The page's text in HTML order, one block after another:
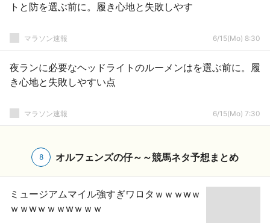
トと防を選ぶ前に。履き心地と失敗しやす
マラソン速報 6/15(Mo) 8:30
夜ランに必要なヘッドライトのルーメンはを選ぶ前に。履
き心地と失敗しやすい点
マラソン速報 6/15(Mo) 7:30
8 オルフェンズの仔～～競馬ネタ予想まとめ
ミュージアムマイル強すぎワロタｗｗｗwｗ
ｗｗwｗｗｗwｗｗｗ